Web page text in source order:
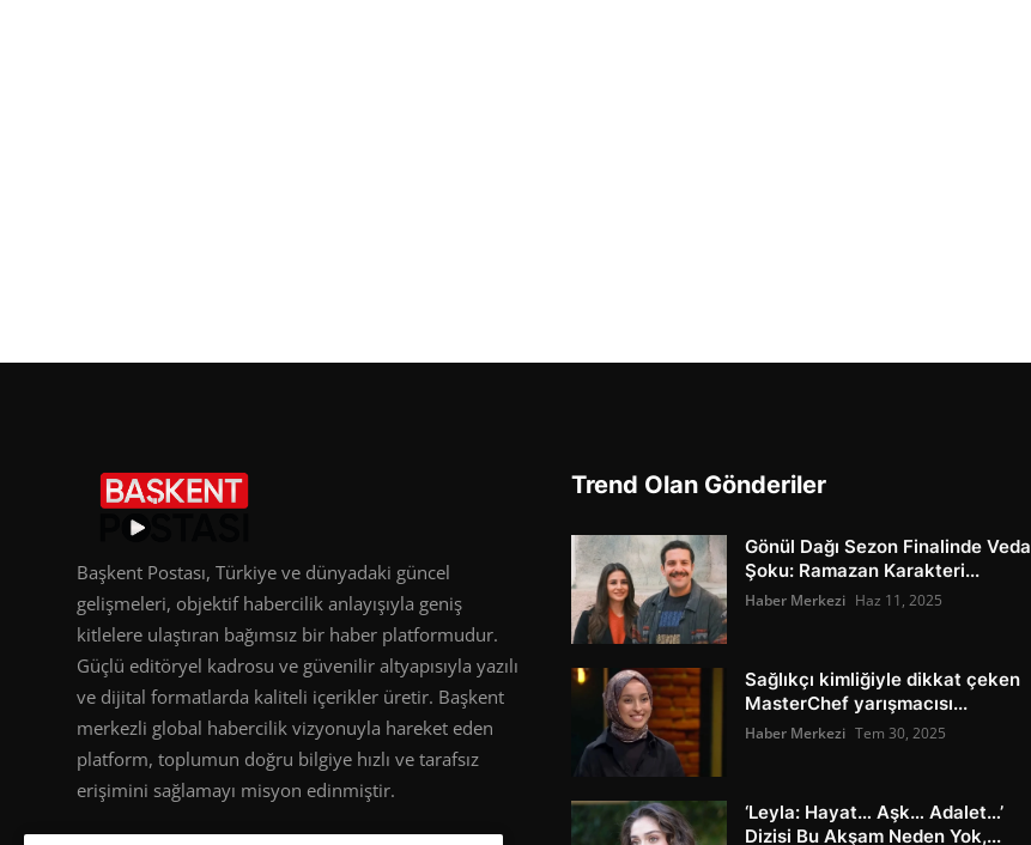
Başkent Postası, Türkiye ve dünyadaki güncel
gelişmeleri, objektif habercilik anlayışıyla geniş
kitlelere ulaştıran bağımsız bir haber platformudur.
Güçlü editöryel kadrosu ve güvenilir altyapısıyla yazılı
ve dijital formatlarda kaliteli içerikler üretir. Başkent
merkezli global habercilik vizyonuyla hareket eden
platform, toplumun doğru bilgiye hızlı ve tarafsız
erişimini sağlamayı misyon edinmiştir.
Trend Olan Gönderiler
Gönül Dağı Sezon Finalinde Veda
Şoku: Ramazan Karakteri...
Haber Merkezi Haz 11, 2025
Sağlıkçı kimliğiyle dikkat çeken
MasterChef yarışmacısı...
Haber Merkezi Tem 30, 2025
‘Leyla: Hayat… Aşk… Adalet…’
Dizisi Bu Akşam Neden Yok,...